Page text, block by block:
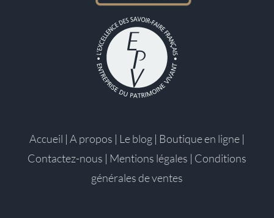
Accueil | A propos | Le blog | Boutique en ligne |
Contactez-nous | Mentions légales | Conditions
générales de ventes